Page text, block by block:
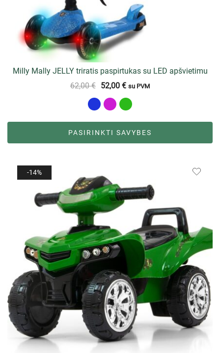
Milly Mally JELLY triratis paspirtukas su LED apšvietimu
62,00€ 52,00 € su PVM
PASIRINKTI SAVYBES
-14%